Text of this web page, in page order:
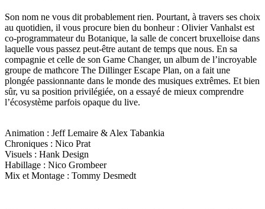
Son nom ne vous dit probablement rien. Pourtant, à travers ses choix
au quotidien, il vous procure bien du bonheur : Olivier Vanhalst est
co-programmateur du Botanique, la salle de concert bruxelloise dans
laquelle vous passez peut-être autant de temps que nous. En sa
compagnie et celle de son Game Changer, un album de l’incroyable
groupe de mathcore The Dillinger Escape Plan, on a fait une
plongée passionnante dans le monde des musiques extrêmes. Et bien
sûr, vu sa position privilégiée, on a essayé de mieux comprendre
l’écosystème parfois opaque du live.
Animation : Jeff Lemaire & Alex Tabankia
Chroniques : Nico Prat
Visuels : Hank Design
Habillage : Nico Grombeer
Mix et Montage : Tommy Desmedt